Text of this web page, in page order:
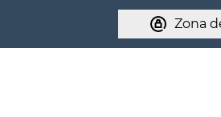
Zona